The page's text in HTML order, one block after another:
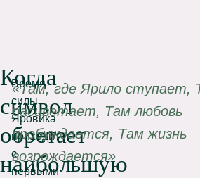
Когда
символ
обретает
наибольшую
Время
силы
Яровика
приходит
с
первыми
«Там, где Ярило ступает,
расцветает, Там любовь
пробуждается, Там жизнь
возрождается»